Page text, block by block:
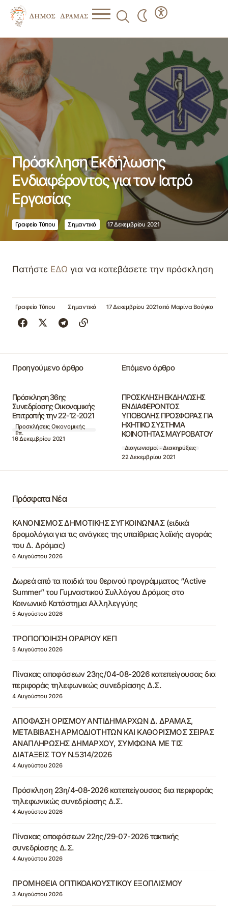
Πρόσκληση Εκδήλωσης Ενδιαφέροντος για τον Ιατρό
Εργασίας
Πρόσκληση Εκδήλωσης
Ενδιαφέροντος για τον Ιατρό
Εργασίας
Γραφείο Τύπου Σημαντικά 17 Δεκεμβρίου 2021
Πατήστε ΕΔΩ για να κατεβάσετε την πρόσκληση
Γραφείο Τύπου Σημαντικά 17 Δεκεμβρίου 2021από Μαρίνα Βούγκα
Προηγούμενο άρθρο
Πρόσκληση 36ης
Συνεδρίασης Οικονομικής
Επιτροπής την 22-12-2021
Προσκλήσεις Οικονομικής
Επ.
16 Δεκεμβρίου 2021
Επόμενο άρθρο
ΠΡΟΣΚΛΗΣΗ ΕΚΔΗΛΩΣΗΣ
ΕΝΔΙΑΦΕΡΟΝΤΟΣ
ΥΠΟΒΟΛΗΣ ΠΡΟΣΦΟΡΑΣ ΓΙΑ
ΗΧΗΤΙΚΟ ΣΥΣΤΗΜΑ
ΚΟΙΝΟΤΗΤΑΣ ΜΑΥΡΟΒΑΤΟΥ
Διαγωνισμοί - Διακηρύξεις
22 Δεκεμβρίου 2021
Πρόσφατα Νέα
ΚΑΝΟΝΙΣΜΟΣ ΔΗΜΟΤΙΚΗΣ ΣΥΓΚΟΙΝΩΝΙΑΣ (ειδικά
δρομολόγια για τις ανάγκες της υπαίθριας λαϊκής αγοράς
του Δ. Δράμας)
6 Αυγούστου 2026
Δωρεά από τα παιδιά του θερινού προγράμματος “Active
Summer” του Γυμναστικού Συλλόγου Δράμας στο
Κοινωνικό Κατάστημα Αλληλεγγύης
5 Αυγούστου 2026
ΤΡΟΠΟΠΟΙΗΣΗ ΩΡΑΡΙΟΥ ΚΕΠ
5 Αυγούστου 2026
Πίνακας αποφάσεων 23ης/04-08-2026 κατεπείγουσας δια
περιφοράς τηλεφωνικώς συνεδρίασης Δ.Σ.
4 Αυγούστου 2026
ΑΠΟΦΑΣΗ ΟΡΙΣΜΟΥ ΑΝΤΙΔΗΜΑΡΧΩΝ Δ. ΔΡΑΜΑΣ,
ΜΕΤΑΒΙΒΑΣΗ ΑΡΜΟΔΙΟΤΗΤΩΝ ΚΑΙ ΚΑΘΟΡΙΣΜΟΣ ΣΕΙΡΑΣ
ΑΝΑΠΛΗΡΩΣΗΣ ΔΗΜΑΡΧΟΥ, ΣΥΜΦΩΝΑ ΜΕ ΤΙΣ
ΔΙΑΤΑΞΕΙΣ ΤΟΥ Ν.5314/2026
4 Αυγούστου 2026
Πρόσκληση 23η/4-08-2026 κατεπείγουσας δια περιφοράς
τηλεφωνικώς συνεδρίασης Δ.Σ.
4 Αυγούστου 2026
Πίνακας αποφάσεων 22ης/29-07-2026 τακτικής
συνεδρίασης Δ.Σ.
4 Αυγούστου 2026
ΠΡΟΜΗΘΕΙΑ ΟΠΤΙΚΟΑΚΟΥΣΤΙΚΟΥ ΕΞΟΠΛΙΣΜΟΥ
3 Αυγούστου 2026